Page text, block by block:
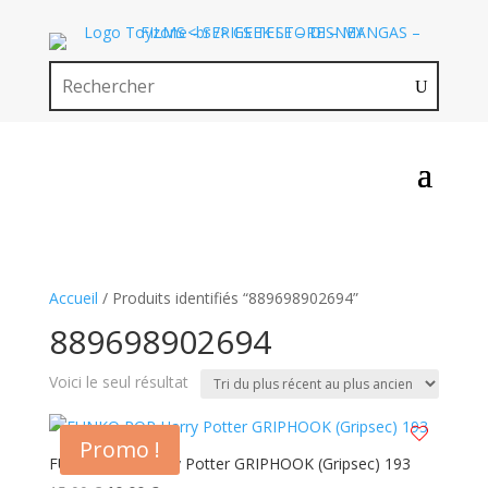
Accueil / Produits identifiés “889698902694”
889698902694
Voici le seul résultat
Promo !
FUNKO POP Harry Potter GRIPHOOK (Gripsec) 193